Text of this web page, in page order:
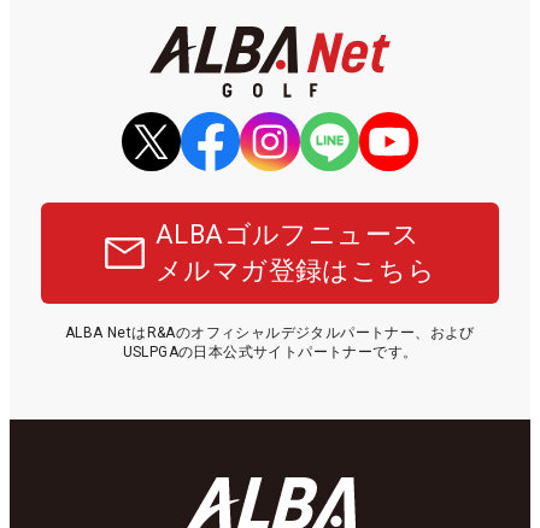
ALBAゴルフニュース
メルマガ登録はこちら
ALBA NetはR&Aのオフィシャルデジタルパートナー、および
USLPGAの日本公式サイトパートナーです。